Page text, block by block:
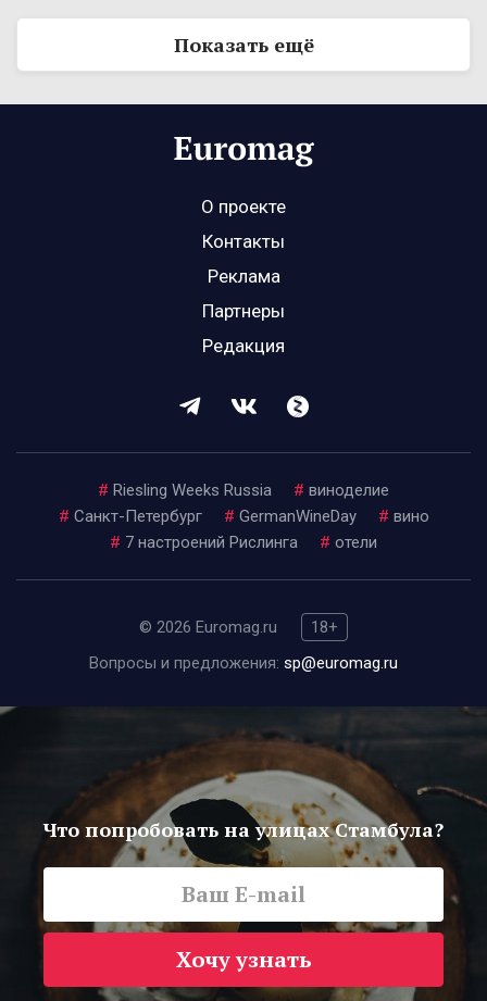
Показать ещё
О проекте
Контакты
Реклама
Партнеры
Редакция
# Riesling Weeks Russia # виноделие
# Санкт-Петербург # GermanWineDay # вино
# 7 настроений Рислинга # отели
© 2026 Euromag.ru
18+
Вопросы и предложения: sp@euromag.ru
Что попробовать на улицах Стамбула?
Хочу узнать